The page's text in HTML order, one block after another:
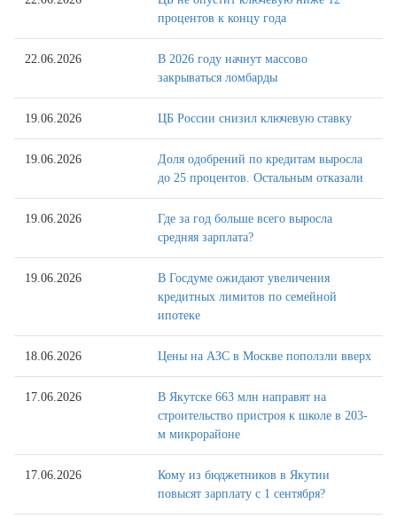
процентов к концу года
22.06.2026
В 2026 году начнут массово
закрываться ломбарды
19.06.2026 ЦБ России снизил ключевую ставку
19.06.2026
Доля одобрений по кредитам выросла
до 25 процентов. Остальным отказали
19.06.2026
Где за год больше всего выросла
средняя зарплата?
19.06.2026
В Госдуме ожидают увеличения
кредитных лимитов по семейной
ипотеке
18.06.2026 Цены на АЗС в Москве поползли вверх
17.06.2026
В Якутске 663 млн направят на
строительство пристроя к школе в 203-
м микрорайоне
17.06.2026
Кому из бюджетников в Якутии
повысят зарплату с 1 сентября?